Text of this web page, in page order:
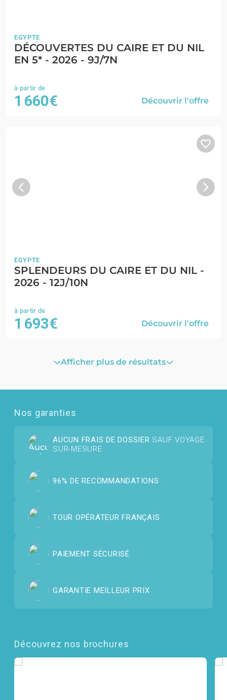
EGYPTE
DÉCOUVERTES DU CAIRE ET DU NIL
EN 5* - 2026 - 9J/7N
1 660€ Découvrir l'offre
EGYPTE
SPLENDEURS DU CAIRE ET DU NIL -
2026 - 12J/10N
1 693€ Découvrir l'offre
Afficher plus de résultats
Nos garanties
AUCUN FRAIS DE DOSSIER SAUF VOYAGE
SUR-MESURE
96% DE RECOMMANDATIONS
TOUR OPÉRATEUR FRANÇAIS
PAIEMENT SÉCURISÉ
GARANTIE MEILLEUR PRIX
Découvrez nos brochures